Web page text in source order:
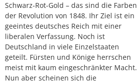
Schwarz-Rot-Gold – das sind die Farben
der Revolution von 1848. Ihr Ziel ist ein
geeintes deutsches Reich mit einer
liberalen Verfassung. Noch ist
Deutschland in viele Einzelstaaten
geteilt. Fürsten und Könige herrschen
meist mit kaum eingeschränkter Macht.
Nun aber scheinen sich die